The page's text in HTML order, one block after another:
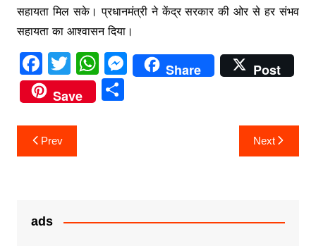
सहायता मिल सके। प्रधानमंत्री ने केंद्र सरकार की ओर से हर संभव
सहायता का आश्वासन दिया।
F
a
c
e
b
k
T
w
itt
er
W
h
at
M
e
er
Share
Post
Save
S
Post
navigation
Prev Next
ads